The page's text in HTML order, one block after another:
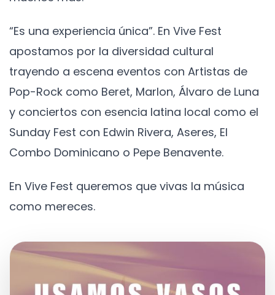
“Es una experiencia única”. En Vive Fest
apostamos por la diversidad cultural
trayendo a escena eventos con Artistas de
Pop-Rock como Beret, Marlon, Álvaro de Luna
y conciertos con esencia latina local como el
Sunday Fest con Edwin Rivera, Aseres, El
Combo Dominicano o Pepe Benavente.
En Vive Fest queremos que vivas la música
como mereces.